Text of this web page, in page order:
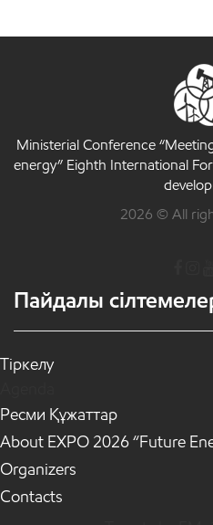
Ministerial Conference
energy” Eighth International
2026 © All
Пайдалы
Тіркелу
Ресми Құжаттар
About EXPO 2026 “Future
Organizers
Contacts